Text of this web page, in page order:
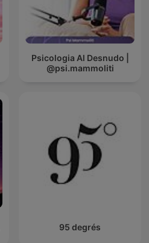
Psicologia Al Desnudo |
@psi.mammoliti
95 degrés